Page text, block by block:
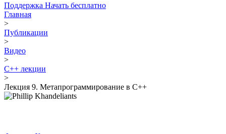
Поддержка Начать бесплатно
Главная
>
Публикации
>
Видео
>
С++ лекции
>
Лекция 9. Метапрограммирование в С++